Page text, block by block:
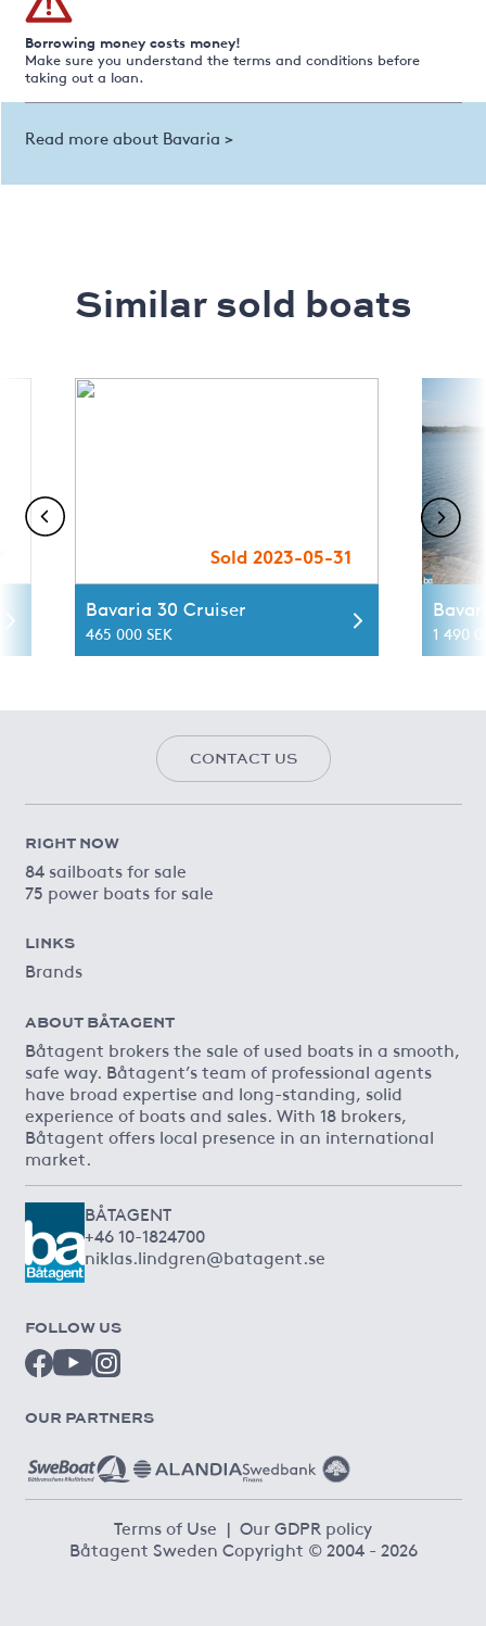
Borrowing money costs money!
Make sure you understand the terms and conditions before
taking out a loan.
Read more about Bavaria >
Similar sold boats
Sold 2023-05-31
Bavaria 30 Cruiser
465 000 SEK 1 490
CONTACT US
RIGHT NOW
84 sailboats for sale
75 power boats for sale
LINKS
Brands
ABOUT BÅTAGENT
Båtagent brokers the sale of used boats in a smooth,
safe way. Båtagent’s team of professional agents
have broad expertise and long-standing, solid
experience of boats and sales. With 18 brokers,
Båtagent offers local presence in an international
market.
BÅTAGENT
+46 10-1824700
niklas.lindgren@batagent.se
FOLLOW US
OUR PARTNERS
Terms of Use | Our GDPR policy
Båtagent Sweden Copyright © 2004 - 2026